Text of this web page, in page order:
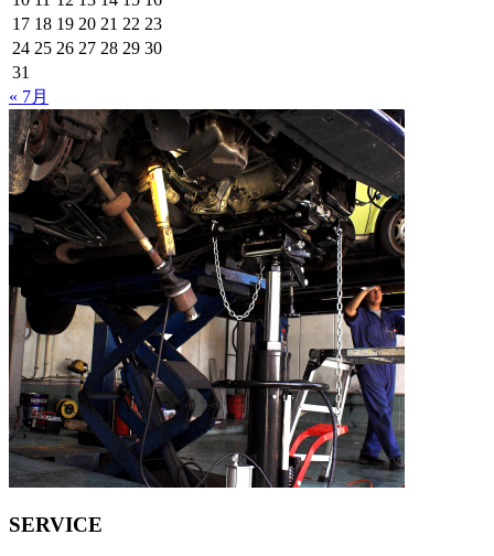
17 18 19 20 21 22 23
24 25 26 27 28 29 30
31
« 7月
SERVICE